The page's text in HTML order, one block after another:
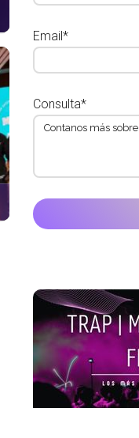
Email*
Consulta*